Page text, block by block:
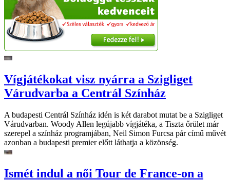
Vígjátékokat visz nyárra a Szigliget
Várudvarba a Centrál Színház
A budapesti Centrál Színház idén is két darabot mutat be a Szigliget
Várudvarban. Woody Allen legújabb vígjátéka, a Tiszta őrület már
szerepel a színház programjában, Neil Simon Furcsa pár című művét
azonban a budapesti premier előtt láthatja a közönség.
Ismét indul a női Tour de France-on a